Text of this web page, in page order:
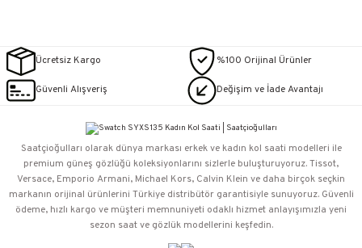
Ücretsiz Kargo %100 Orijinal Ürünler
Güvenli Alışveriş Değişim ve İade Avantajı
Saatçioğulları⁠ olarak dünya markası erkek ve kadın kol saati modelleri ile
premium güneş gözlüğü koleksiyonlarını sizlerle buluşturuyoruz. Tissot,
Versace, Emporio Armani, Michael Kors, Calvin Klein ve daha birçok seçkin
markanın orijinal ürünlerini Türkiye distribütör garantisiyle sunuyoruz. Güvenli
ödeme, hızlı kargo ve müşteri memnuniyeti odaklı hizmet anlayışımızla yeni
sezon saat ve gözlük modellerini keşfedin.